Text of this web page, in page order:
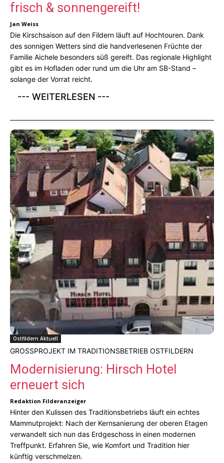
frisch & sonnengereift!
Jan Weiss
Die Kirschsaison auf den Fildern läuft auf Hochtouren. Dank
des sonnigen Wetters sind die handverlesenen Früchte der
Familie Aichele besonders süß gereift. Das regionale Highlight
gibt es im Hofladen oder rund um die Uhr am SB-Stand –
solange der Vorrat reicht.
--- WEITERLESEN ---
Ostfildern Aktuell
GROSSPROJEKT IM TRADITIONSBETRIEB OSTFILDERN
Modernisierung: Hirsch Hotel
erneuert sich
Redaktion Filderanzeiger
Hinter den Kulissen des Traditionsbetriebs läuft ein echtes
Mammutprojekt: Nach der Kernsanierung der oberen Etagen
verwandelt sich nun das Erdgeschoss in einen modernen
Treffpunkt. Erfahren Sie, wie Komfort und Tradition hier
künftig verschmelzen.